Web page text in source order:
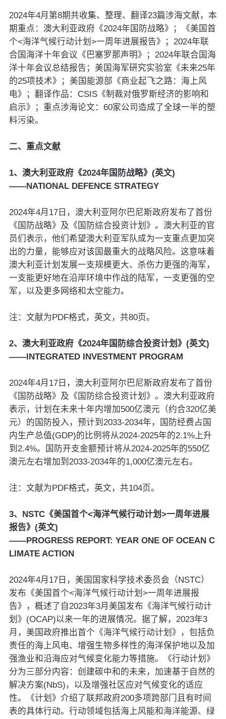
2024年4月第8期共收集、整理、翻译23篇涉海文献，本
期重点：澳大利亚政府《2024年国防战略》；《美国首
个<海洋气候行动计划>一周年进展报告》；2024年联
合国海洋十年会议《巴塞罗那声明》；2024年联合国海
洋十年会议总结报告；美国海军研究实验室《未来25年
的25项技术》；美国能源部《商业起飞之路：海上风
电》；翻译作品：CSIS《制裁对俄罗斯经济的影响和
启示》；重点涉海论文：60家公司造成了全球一半的塑
料污染。
二、重点文献
1、澳大利亚政府《2024年国防战略》(英文)
——NATIONAL DEFENCE STRATEGY
2024年4月17日，澳大利亚阿尔巴尼斯政府发布了首份
《国防战略》及《国防综合投资计划》。澳大利亚的官
员们表示，他们希望澳大利亚军队成为一支重点更加突
出的力量，能够应对该国最重大的战略风险。这意味着
澳大利亚计划发展一支规模更大、杀伤力更强的海军，
一支能更好地在沿岸环境中作战的陆军，一支更强的空
军，以及更多网络和太空能力。
注：文献为PDF格式，英文，共80页。
2、澳大利亚政府《2024年国防综合投资计划》(英文)
——INTEGRATED INVESTMENT PROGRAM
2024年4月17日，澳大利亚阿尔巴尼斯政府发布了首份
《国防战略》及《国防综合投资计划》。澳大利亚政府
表示，计划在未来十年内增加500亿澳元（约合320亿美
元）的国防投入，预计到2033-2034年，国防经费占国
内生产总值(GDP)的比例将从2024-2025年的2.1%上升
到2.4%。国防开支金额预计将从2024-2025年的550亿
澳元左右增加到2033-2034年的1,000亿澳元左右。
注：文献为PDF格式，英文，共104页。
3、NSTC《美国首个<海洋气候行动计划>一周年进展
报告》(英文)
——PROGRESS REPORT: YEAR ONE OF OCEAN C
LIMATE ACTION
2024年4月17日，美国国家科学技术委员会（NSTC）
发布《美国首个<海洋气候行动计划>一周年进展报
告》，概述了自2023年3月美国发布《海洋气候行动计
划》(OCAP)以来一年的进展情况。据了解，2023年3
月，美国政府推出首个《海洋气候行动计划》，包括负
责任的海上风电、增强生物多样性的海洋保护地以及加
强渔业和沿海应对气候变化能力等措施。《行动计划》
分为三部分内容：创建碳中和的未来，加速基于自然的
解决方案(NbS)，以及增强社区应对气候变化的适应
性。《计划》介绍了联邦政府200多项跨部门且有时间
表的具体行动。行动领域包括海上风能和海洋能源、绿